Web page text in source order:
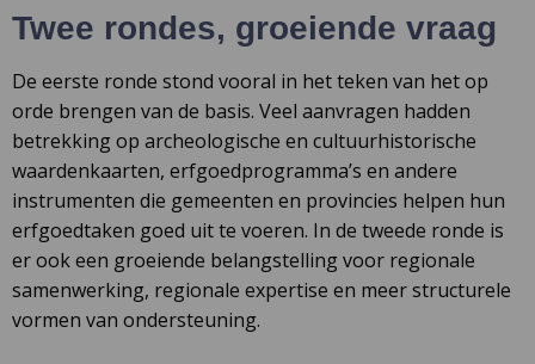
Twee rondes, groeiende vraag
De eerste ronde stond vooral in het teken van het op
orde brengen van de basis. Veel aanvragen hadden
betrekking op archeologische en cultuurhistorische
waardenkaarten, erfgoedprogramma’s en andere
instrumenten die gemeenten en provincies helpen hun
erfgoedtaken goed uit te voeren. In de tweede ronde is
er ook een groeiende belangstelling voor regionale
samenwerking, regionale expertise en meer structurele
vormen van ondersteuning.